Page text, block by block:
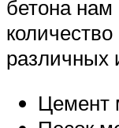
бетона
различных
Цемент